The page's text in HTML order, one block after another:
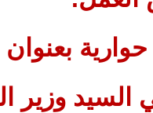
السيد وزير